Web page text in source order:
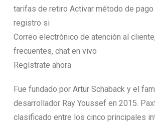
tarifas de retiro Activar método de pago
registro si
Correo electrónico de atención al
frecuentes, chat en vivo
Regístrate ahora
Fue fundado por Artur Schaback y el
desarrollador Ray Youssef en 2015.
clasificado entre los cinco principales